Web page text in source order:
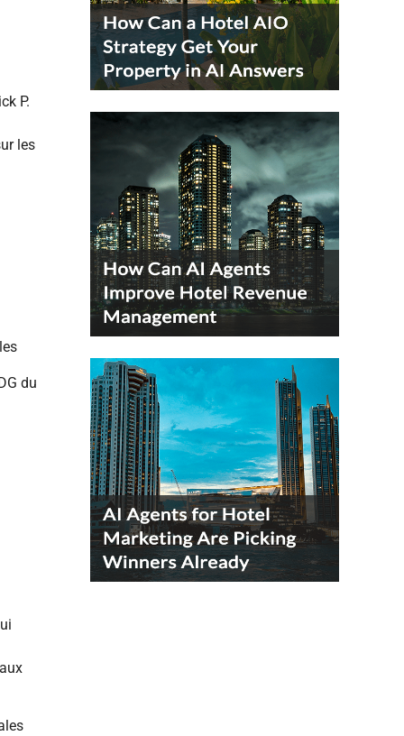
P.
les
du